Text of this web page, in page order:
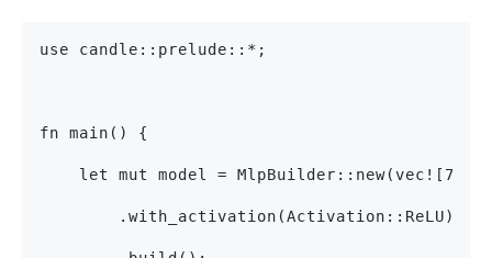
use candle::prelude::*;
fn main() {
let mut model = MlpBuilder::new(vec![784,
        .with_activation(Activation::ReLU)